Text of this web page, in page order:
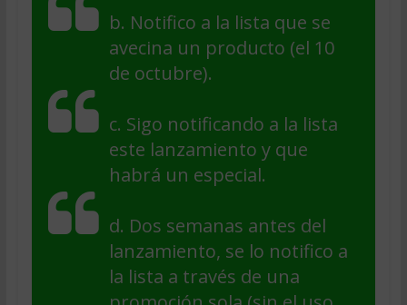
b. Notifico a la lista que se
avecina un producto (el 10
de octubre).
c. Sigo notificando a la lista
este lanzamiento y que
habrá un especial.
d. Dos semanas antes del
lanzamiento, se lo notifico a
la lista a través de una